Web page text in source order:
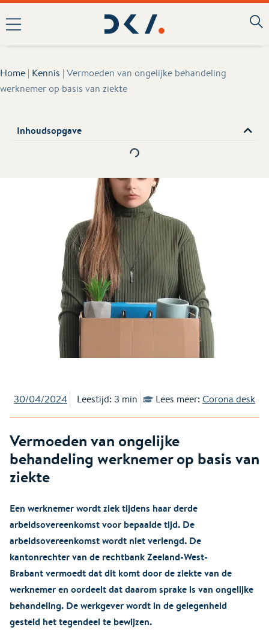
Home | Kennis | Vermoeden van ongelijke behandeling
werknemer op basis van ziekte
Inhoudsopgave
30/04/2024 Leestijd: 3 min Lees meer: Corona desk
Vermoeden van ongelijke
behandeling werknemer op basis van
ziekte
Een werknemer wordt ziek tijdens haar derde
arbeidsovereenkomst voor bepaalde tijd. De
arbeidsovereenkomst wordt niet verlengd. De
kantonrechter van de rechtbank Zeeland-West-
Brabant vermoedt dat dit komt door de ziekte van de
werknemer en oordeelt dat daarom sprake is van ongelijke
behandeling. De werkgever wordt in de gelegenheid
gesteld het tegendeel te bewijzen.